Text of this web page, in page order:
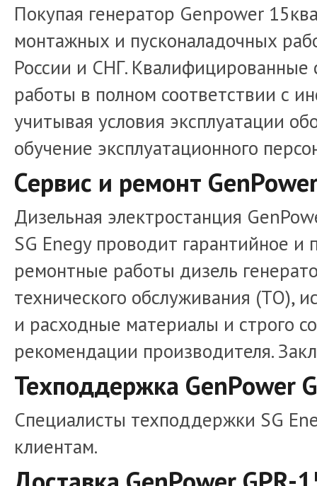
Покупая генератор Genpower
монтажных и пусконаладочных
России и СНГ.
работы в полном соответствии с
учитывая условия эксплуатации
обучение эксплуатационного
Сервис и ремонт
Дизельная электростанция
SG Enegy проводит гарантийное и
ремонтные работы дизель
технического обслуживания (ТО),
и расходные материалы и строго
рекомендации производителя.
Техподдержка GenPower
Специалисты техподдержки SG
клиентам.